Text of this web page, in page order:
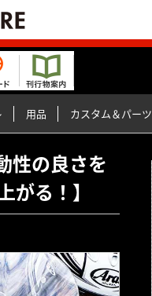
用品 カスタム＆パーツ
性の良さを
る！】